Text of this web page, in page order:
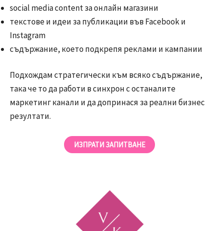
social media content за онлайн магазини
текстове и идеи за публикации във Facebook и
Instagram
съдържание, което подкрепя реклами и кампании
Подхождам стратегически към всяко съдържание,
така че то да работи в синхрон с останалите
маркетинг канали и да допринася за реални бизнес
резултати.
ИЗПРАТИ ЗАПИТВАНЕ